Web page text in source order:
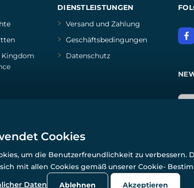
Kingdom
DIENSTLEISTUNGEN
Versand und Zahlung
Geschäftsbedingungen
Datenschutz
© Alle Rechte vorbehalten. www.wulflund.de 2007-2026.
Powered by
Simplia.cz , protected by reCAPTCHA.
Cookies
um die Benutzerfreundlichkeit zu verbessern.
mit allen Cookies gemäß unserer Cookie-
Daten Ablehnen Akzeptieren